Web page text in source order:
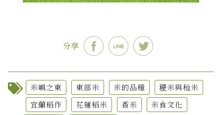
分享
米嶼之東 東部米 米的品種
稉米與秈米
宜蘭稻作
花蓮稻米 香米
米食文化